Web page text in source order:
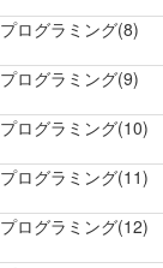
プログラミング(8)
プログラミング(9)
プログラミング(10)
プログラミング(11)
プログラミング(12)